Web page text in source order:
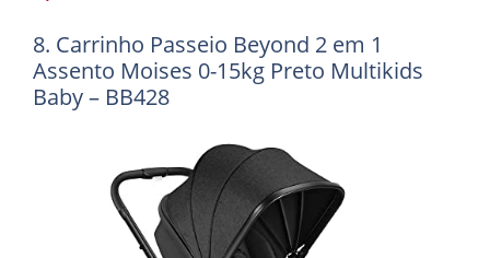
8. Carrinho Passeio Beyond 2 em 1
Assento Moises 0-15kg Preto Multikids
Baby – BB428